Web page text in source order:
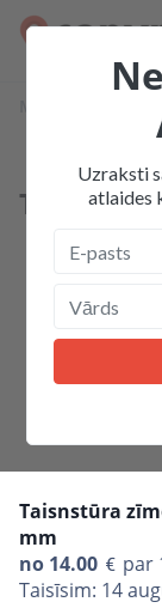
Taisnstūra
mm
no 14.00
par
Taisīsim: 14
Uzraksti
atlaides